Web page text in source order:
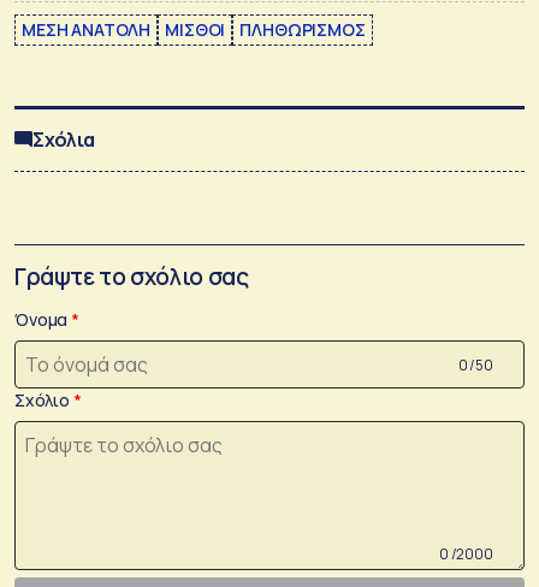
ΜΕΣΗ ΑΝΑΤΟΛΗ ΜΙΣΘΟΙ ΠΛΗΘΩΡΙΣΜΟΣ
Σχόλια
Γράψτε το σχόλιο σας
Όνομα
0 /50
Σχόλιο
0 /2000